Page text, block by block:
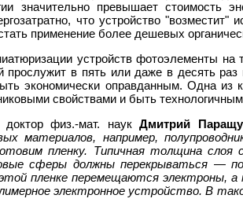
значительно превышает стоимость
что устройство "возместит"
применение более дешевых
устройств фотоэлементы на
прослужит в пять или даже в десять
экономически оправданным. Одна из
свойствами и быть
доктор физ.-мат. наукДмитрий
материалов, например,
пленку. Типичная толщина слоя
сферы должны перекрываться —
пленке перемещаются электроны,
электронное устройство. В